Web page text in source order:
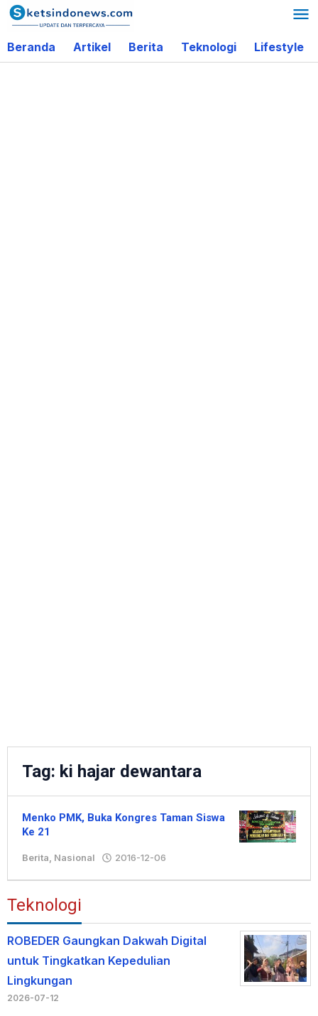
Lewati
ke
konten
Beranda Artikel Berita Teknologi Lifestyle
Tag: ki hajar dewantara
Menko PMK, Buka Kongres Taman Siswa
Ke 21
Berita Nasional 2016-12-06
Teknologi
ROBEDER Gaungkan Dakwah Digital
untuk Tingkatkan Kepedulian
Lingkungan
2026-07-12